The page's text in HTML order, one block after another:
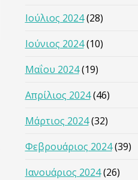
Ιούλιος 2024(28)
Ιούνιος 2024(10)
Μαΐου 2024(19)
Απρίλιος 2024(46)
Μάρτιος 2024(32)
Φεβρουάριος 2024(39)
Ιανουάριος 2024(26)